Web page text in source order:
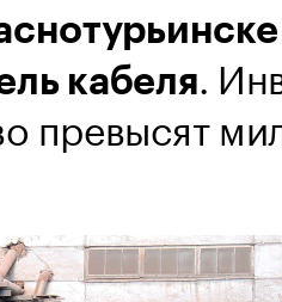
кабеля.
превысят